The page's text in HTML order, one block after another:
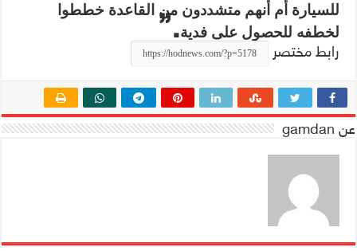
للسيارة أم أنهم متشددون من القاعدة خططوا
لخطفه للحصول على فدية.”
رابط مختصر
عن gamdan